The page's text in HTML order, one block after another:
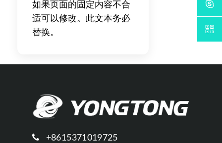
如果页面的固定内容不合
适可以修改。此文本务必
替换。
+8615371019725